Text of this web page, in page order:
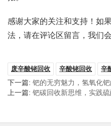
感谢大家的关注和支持！如
法，请在评论区留言，我们
废辛酸铑回收 辛酸铑回收 辛
下一篇: 钯的无穷魅力，氢氧化
上一篇: 钯碳回收新思维，实践